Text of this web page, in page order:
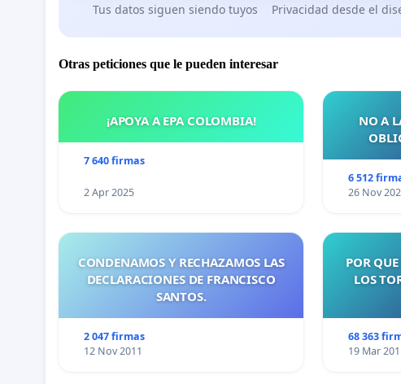
Tus datos siguen siendo tuyos Privacidad desde el
Otras peticiones que le pueden interesar
¡APOYA A EPA COLOMBIA!
7 640 firmas
2 Apr 2025
NO A
6 512
26 Nov
CONDENAMOS Y RECHAZAMOS LAS
DECLARACIONES DE FRANCISCO
SANTOS.
2 047 firmas
12 Nov 2011
POR
LOS
68 363
19 Mar